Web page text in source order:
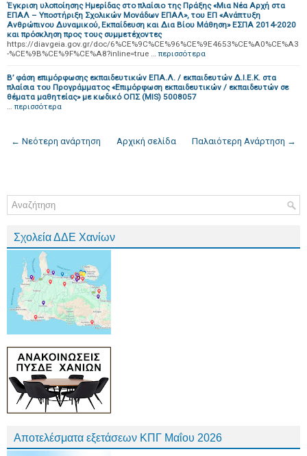
Έγκριση υλοποίησης Ημερίδας στο πλαίσιο της Πράξης «Μια Νέα Αρχή στα
ΕΠΑΛ – Υποστήριξη Σχολικών Μονάδων ΕΠΑΛ», του ΕΠ «Ανάπτυξη
Ανθρώπινου Δυναμικού, Εκπαίδευση και Δια Βίου Μάθηση» ΕΣΠΑ 2014-2020
και πρόσκληση προς τους συμμετέχοντες
https://diavgeia.gov.gr/doc/6%CE%9C%CE%96%CE%9E4653%CE%A0%CE%A3
-%CE%9B%CE%9F%CE%A8?inline=true … περισσότερα
Β’ φάση επιμόρφωσης εκπαιδευτικών ΕΠΑ.Λ. / εκπαιδευτών Δ.Ι.Ε.Κ. στα
πλαίσια του Προγράμματος «Επιμόρφωση εκπαιδευτικών / εκπαιδευτών σε
θέματα μαθητείας» με κωδικό ΟΠΣ (MIS) 5008057
… περισσότερα
← Νεότερη ανάρτηση Παλαιότερη Ανάρτηση →
Αρχική σελίδα
Σχολεία ΔΔΕ Χανίων
Αποτελέσματα εξετάσεων ΚΠΓ Μαΐου 2026